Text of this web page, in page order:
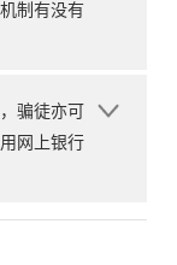
制有没有
骗徒亦可
网上银行